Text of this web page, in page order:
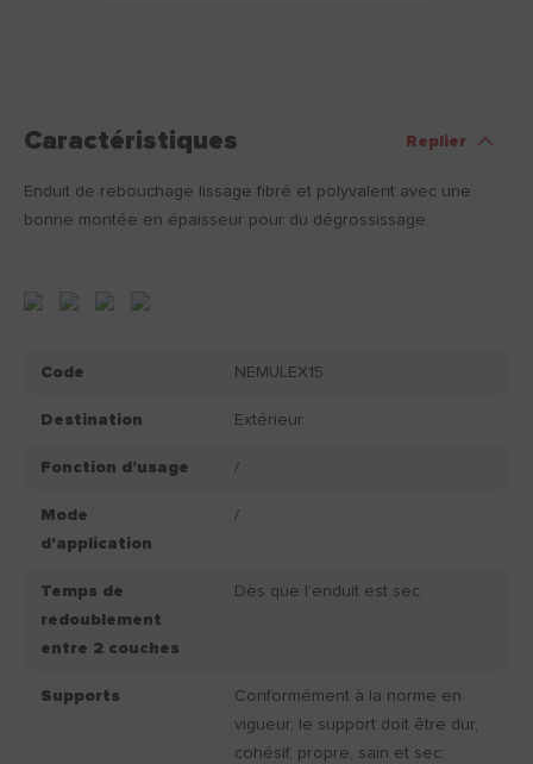
Caractéristiques Replier
Enduit de rebouchage lissage fibré​ et polyvalent avec une
bonne montée en épaisseur pour du dégrossissage.
Code NEMULEX15
Destination Extérieur
Fonction d'usage /
Mode
d'application
/
Temps de
redoublement
entre 2 couches
Dès que l’enduit est sec.
Supports
Conformément à la norme en
vigueur, le support doit être dur,
cohésif, propre, sain et sec;